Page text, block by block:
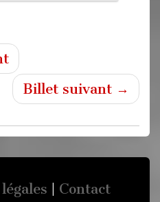
Billet suivant →
Contact